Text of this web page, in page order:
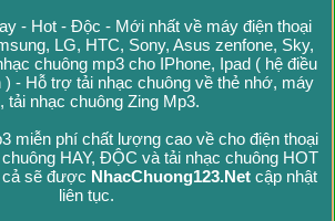
- Hot - Độc - Mới nhất về máy điện thoại
LG, HTC, Sony, Asus zenfone, Sky,
chuông mp3 cho IPhone, Ipad ( hệ điều
) - Hỗ trợ tải nhạc chuông về thẻ nhớ, máy
tải nhạc chuông Zing Mp3.
miễn phí chất lượng cao về cho điện thoại
HAY, ĐỘC và tải nhạc chuông HOT
cả sẽ được NhacChuong123.Netcập nhật
liên tục.